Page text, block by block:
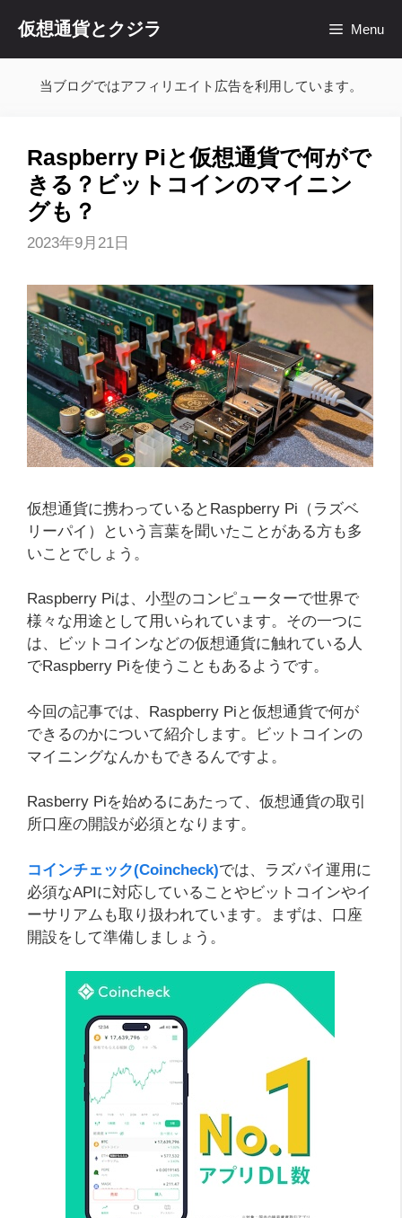
テ
仮想通貨とクジラ Menu
当ブログではアフィリエイト広告を利用しています。
Raspberry Piと仮想通貨で何がで
きる？ビットコインのマイニン
グも？
2023年9月21日
仮想通貨に携わっているとRaspberry Pi（ラズベ
リーパイ）という言葉を聞いたことがある方も多
いことでしょう。
Raspberry Piは、小型のコンピューターで世界で
様々な用途として用いられています。その一つに
は、ビットコインなどの仮想通貨に触れている人
でRaspberry Piを使うこともあるようです。
今回の記事では、Raspberry Piと仮想通貨で何が
できるのかについて紹介します。ビットコインの
マイニングなんかもできるんですよ。
Rasberry Piを始めるにあたって、仮想通貨の取引
所口座の開設が必須となります。
コインチェック(Coincheck)では、ラズパイ運用に
必須なAPIに対応していることやビットコインやイ
ーサリアムも取り扱われています。まずは、口座
開設をして準備しましょう。